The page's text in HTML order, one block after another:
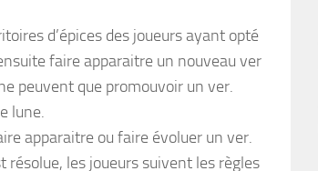
d’épices des joueurs ayant opté
faire apparaitre un nouveau ver
peuvent que promouvoir un ver.
lune.
apparaitre ou faire évoluer un ver.
résolue, les joueurs suivent les règles